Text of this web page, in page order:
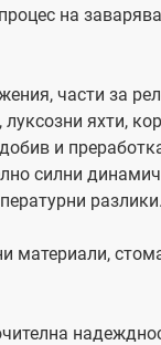
на
части за
яхти,
и
силни
разлики.
материали,